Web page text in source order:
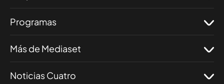
Programas
Más de Mediaset
Noticias Cuatro